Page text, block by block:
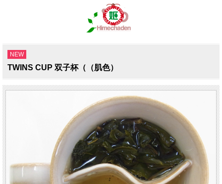
NEW
TWINS CUP 双子杯（（肌色）